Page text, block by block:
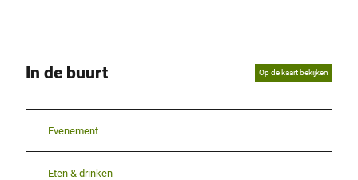
In de buurt Op de kaart bekijken
Evenement
Eten & drinken